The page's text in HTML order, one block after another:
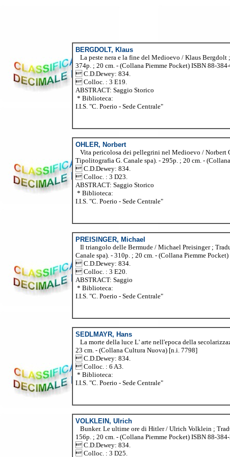
BERGDOLT, Klaus
La peste nera e la fine del Medioevo / Klaus Bergdolt
374p. ; 20 cm. - (Collana Piemme Pocket) ISBN 88-
 C.D.Dewey: 834.
 Colloc. : 3 E19.
ABSTRACT: Saggio Storico
* Biblioteca:
I.I.S. "C. Poerio - Sede Centrale"
OHLER, Norbert
Vita pericolosa dei pellegrini nel Medioevo / Norbert
Tipolitografia G. Canale spa). - 295p. ; 20 cm. -
 C.D.Dewey: 834.
 Colloc. : 3 D23.
ABSTRACT: Saggio Storico
* Biblioteca:
I.I.S. "C. Poerio - Sede Centrale"
PREISINGER, Michael
Il triangolo delle Bermude / Michael Preisinger ;
Canale spa). - 310p. ; 20 cm. - (Collana Piemme
 C.D.Dewey: 834.
 Colloc. : 3 E20.
ABSTRACT: Saggio
* Biblioteca:
I.I.S. "C. Poerio - Sede Centrale"
SEDLMAYR, Hans
La morte della luce L' arte nell'epoca della
23 cm. - (Collana Cultura Nuova) [n.i. 7798]
 C.D.Dewey: 834.
 Colloc. : 6 A3.
* Biblioteca:
I.I.S. "C. Poerio - Sede Centrale"
VOLKLEIN, Ulrich
Bunker. Le ultime ore di Hitler / Ulrich Volklein ;
156p. ; 20 cm. - (Collana Piemme Pocket) ISBN 88-
 C.D.Dewey: 834.
 Colloc. : 3 D25.